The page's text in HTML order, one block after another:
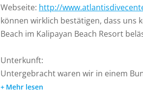
Webseite: http://
können wirklich bestätigen, dass uns
Beach im Kalipayan Beach Resort
Unterkunft:
Untergebracht waren wir in einem
Mehr lesen